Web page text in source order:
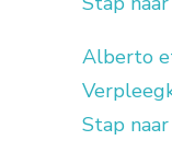
Alberto
Stap